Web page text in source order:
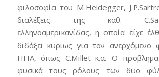
φιλοσοφία του M.Heidegger,
διαλέξεις της καθ.
ελληνοαμερικανίδας, η οποία είχε
διδάξει κυριως για τον ανερχόμενο
ΗΠΑ, όπως C.Millet κ.α. O
φυσικά τους ρόλους των δυο